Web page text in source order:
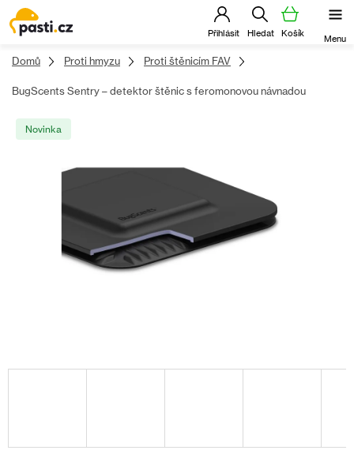
Přejít
na
obsah
Domů Proti hmyzu Proti štěnicím FAV
BugScents Sentry – detektor štěnic s feromonovou návnadou
Novinka